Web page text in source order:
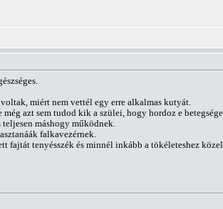
miért nem vettél egy erre alkalmas kutyát.
azt sem tudod kik a szülei, hogy hordoz e
máshogy működnek.
falkavezérnek.
fajtát tenyésszék és minnél inkább a tökéleteshez